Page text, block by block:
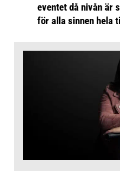
eventet då nivån är
för alla sinnen hela